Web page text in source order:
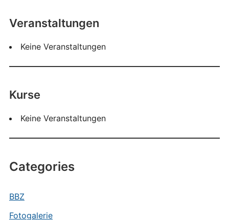
Veranstaltungen
Keine Veranstaltungen
Kurse
Keine Veranstaltungen
Categories
BBZ
Fotogalerie